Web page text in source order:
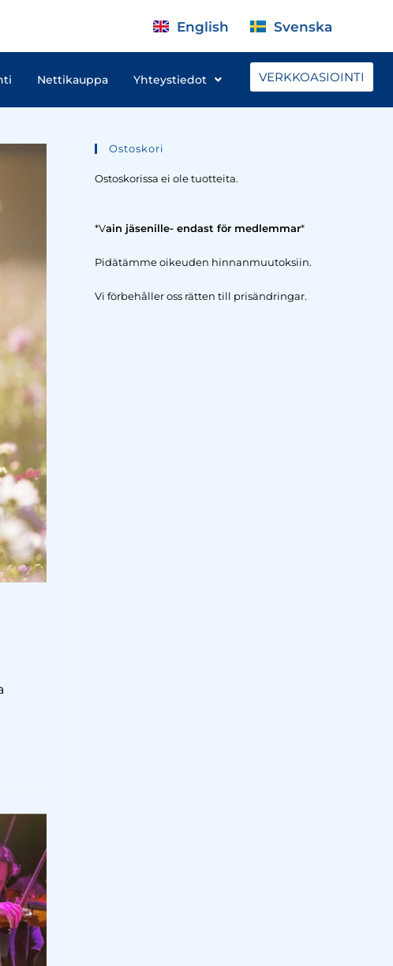
English Svenska
Nettikauppa Yhteystiedot VERKKOASIOINTI
Ostoskori
Ostoskorissa ei ole tuotteita.
*Vain jäsenille- endast för medlemmar*
Pidätämme oikeuden hinnanmuutoksiin.
Vi förbehåller oss rätten till prisändringar.